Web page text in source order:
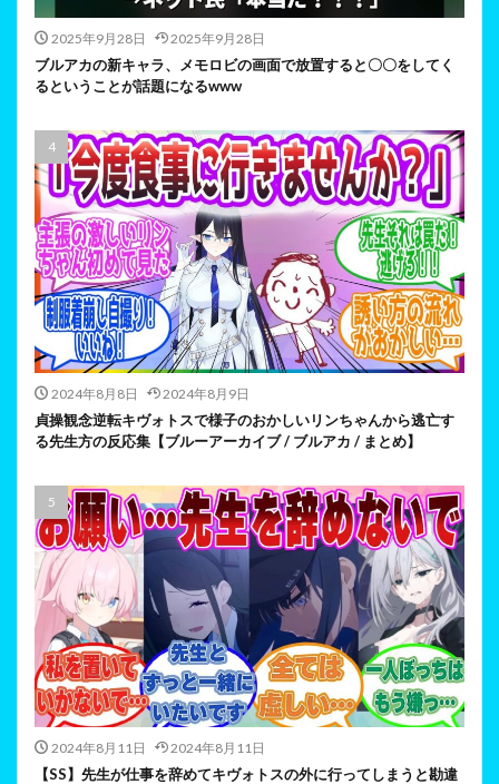
2025年9月28日 2025年9月28日
ブルアカの新キャラ、メモロビの画面で放置すると〇〇をしてく
るということが話題になるwww
2024年8月8日 2024年8月9日
貞操観念逆転キヴォトスで様子のおかしいリンちゃんから逃亡す
る先生方の反応集【ブルーアーカイブ / ブルアカ / まとめ】
2024年8月11日 2024年8月11日
【SS】先生が仕事を辞めてキヴォトスの外に行ってしまうと勘違